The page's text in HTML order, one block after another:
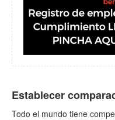
Establecer
Todo el mundo tiene